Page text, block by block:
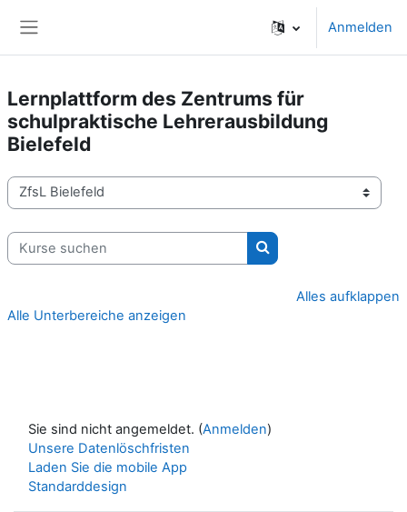
Anmelden
Lernplattform des Zentrums für
schulpraktische Lehrerausbildung
Bielefeld
Kursbereiche
Kurse suchen
Kurse suchen
Alles aufklappen
Alle Unterbereiche anzeigen
Sie sind nicht angemeldet. (Anmelden)
Unsere Datenlöschfristen
Laden Sie die mobile App
Standarddesign